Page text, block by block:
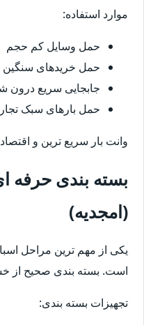
موارد استفاده:
حمل وسایل کم حجم
حمل خریدهای سنگین
جابجایی سریع درون
حمل بارهای سبک
وانت بار سریع ترین و
بسته بندی حرفه
(امجدیه)
یکی از مهم ترین مراحل
است. بسته بندی صحیح از
تجهیزات بسته بندی: